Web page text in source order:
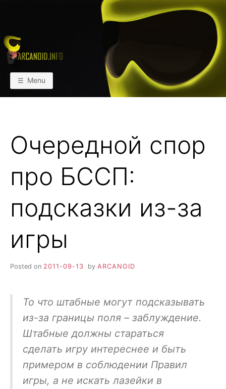
АРКАИНФО
Пейнтбол vs Paintball
Menu
Очередной спор
про БССП:
подсказки из-за
игры
Posted on 2011-09-13 by ARCANOID
То что штабные могут подсказывать
из-за границы поля – заблуждение.
Штабные должны стараться
сделать игру интереснее и быть
примером в соблюдении Правил
игры, а не искать лазейки в